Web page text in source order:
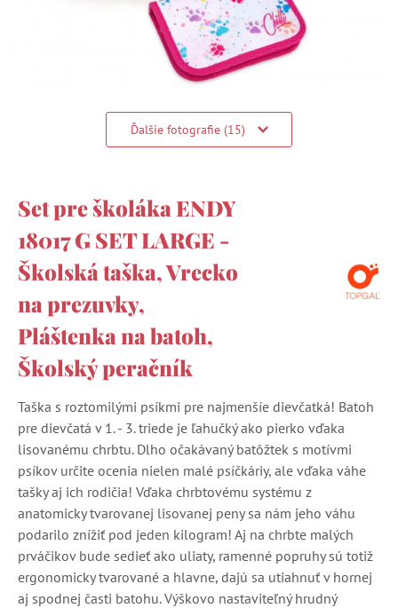
Ďalšie fotografie (15)
Set pre školáka ENDY
18017 G SET LARGE -
Školská taška, Vrecko
na prezuvky,
Pláštenka na batoh,
Školský peračník
Taška s roztomilými psíkmi pre najmenšíe dievčatká! Batoh
pre dievčatá v 1. - 3. triede je ľahučký ako pierko vďaka
lisovanému chrbtu. Dlho očakávaný batôžtek s motívmi
psíkov určite ocenia nielen malé psíčkáriy, ale vďaka váhe
tašky aj ich rodičia! Vďaka chrbtovému systému z
anatomicky tvarovanej lisovanej peny sa nám jeho váhu
podarilo znížiť pod jeden kilogram! Aj na chrbte malých
prváčikov bude sedieť ako uliaty, ramenné popruhy sú totiž
ergonomicky tvarované a hlavne, dajú sa utiahnuť v hornej
aj spodnej časti batohu. Výškovo nastaviteľný hrudný